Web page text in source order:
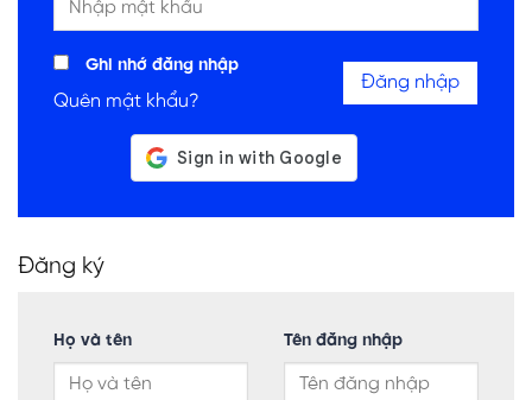
Ghi nhớ đăng nhập
Quên mật khẩu?
Đăng nhập
Đăng ký
Họ và tên Tên đăng nhập